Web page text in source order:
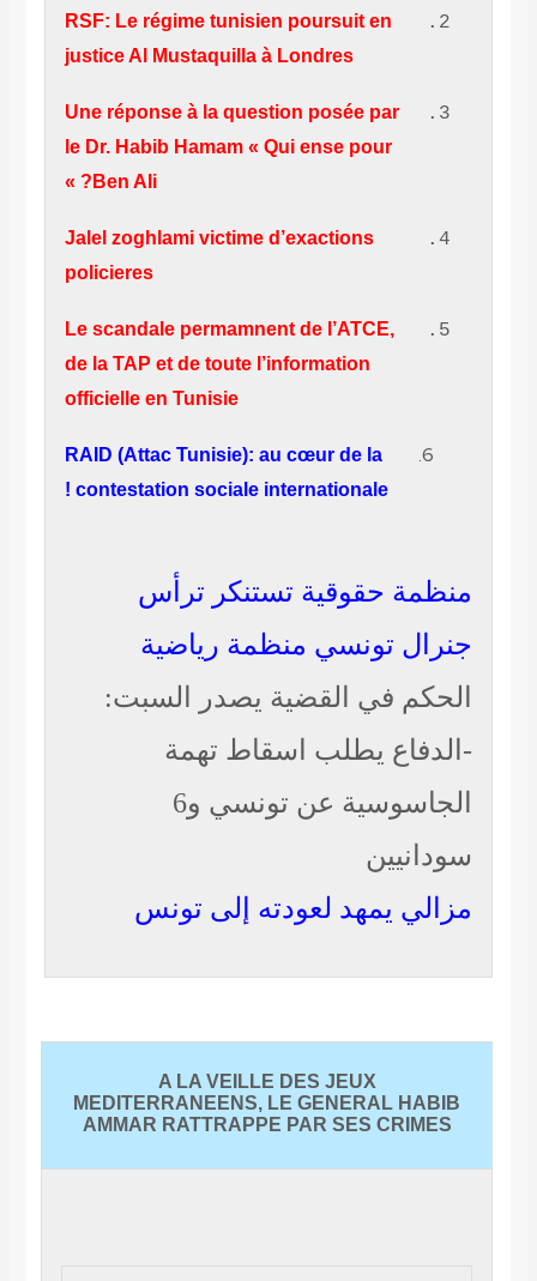
RSF: Le régime tunisien poursuit en
justice Al Mustaquilla à Londres
Une réponse à la question posée par
le Dr. Habib Hamam « Qui ense pour
Jalel zoghlami victime d’exactions
Le scandale permamnent de l’ATCE,
de la TAP et de toute l’information
officielle en Tunisie
RAID (Attac Tunisie): au cœur de la
contestation sociale internationale !
حقوقية تستنكر ترأس
تونسي منظمة رياضية
في القضية يصدر السبت:
يطلب اسقاط تهمة
الجاسوسية عن تونسي و6
يمهد لعودته إلى تونس
A LA VEILLE DES JEUX
MEDITERRANEENS, LE GENERAL
AMMAR RATTRAPPE PAR SES